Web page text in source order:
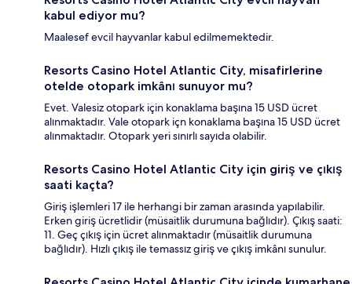
kabul ediyor mu?
Maalesef evcil hayvanlar kabul edilmemektedir.
Resorts Casino Hotel Atlantic City, misafirlerine
otelde otopark imkânı sunuyor mu?
Evet. Valesiz otopark için konaklama başına 15 USD ücret
alınmaktadır. Vale otopark içn konaklama başına 15 USD ücret
alınmaktadır. Otopark yeri sınırlı sayıda olabilir.
Resorts Casino Hotel Atlantic City için giriş ve çıkış
saati kaçta?
Giriş işlemleri 17 ile herhangi bir zaman arasında yapılabilir.
Erken giriş ücretlidir (müsaitlik durumuna bağlıdır). Çıkış saati:
11. Geç çıkış için ücret alınmaktadır (müsaitlik durumuna
bağlıdır). Hızlı çıkış ile temassız giriş ve çıkış imkânı sunulur.